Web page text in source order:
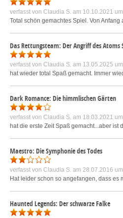
verfasst von Claudia S. am 10.10.2021
Total schön gemachtes Spiel. Von
Das Rettungsteam: Der Angriff des
verfasst von Claudia S. am 13.05.2025
hat wieder total Spaß gemacht. Immer
Dark Romance: Die himmlischen Gärten
verfasst von Claudia S. am 18.03.2021
hat die erste Zeit Spaß gemacht...aber
Maestro: Die Symphonie des Todes
verfasst von Claudia S. am 28.07.2016
Hat leider schon so angefangen, dass
Haunted Legends: Der schwarze Falke